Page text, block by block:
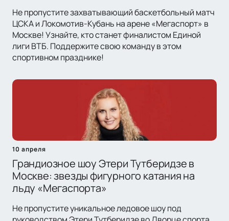
Не пропустите захватывающий баскетбольный матч
ЦСКА и Локомотив-Кубань на арене «Мегаспорт» в
Москве! Узнайте, кто станет финалистом Единой
лиги ВТБ. Поддержите свою команду в этом
спортивном празднике!
10 апреля
Грандиозное шоу Этери Тутберидзе в
Москве: звезды фигурного катания на
льду «Мегаспорта»
Не пропустите уникальное ледовое шоу под